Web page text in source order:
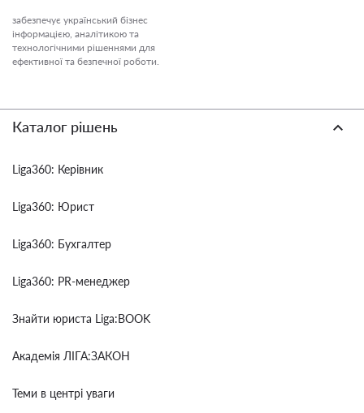
забезпечує український бізнес
інформацією, аналітикою та
технологічними рішеннями для
ефективної та безпечної роботи.
Каталог рішень
Liga360: Керівник
Liga360: Юрист
Liga360: Бухгалтер
Liga360: PR-менеджер
Знайти юриста Liga:BOOK
Академія ЛІГА:ЗАКОН
Теми в центрі уваги